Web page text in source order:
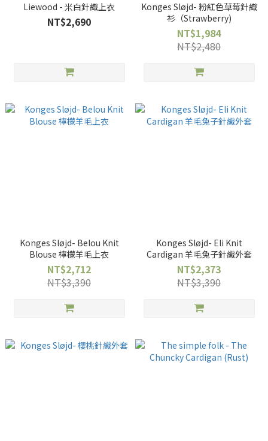
Liewood - 米白針織上衣
NT$2,690
Konges Sløjd- 粉紅色草莓針織
衫（Strawberry)
NT$1,984
NT$2,480
Konges Sløjd- Belou Knit
Blouse 檸檬羊毛上衣
NT$2,712
NT$3,390
Konges Sløjd- Eli Knit
Cardigan 羊毛兔子針織外套
NT$2,373
NT$3,390